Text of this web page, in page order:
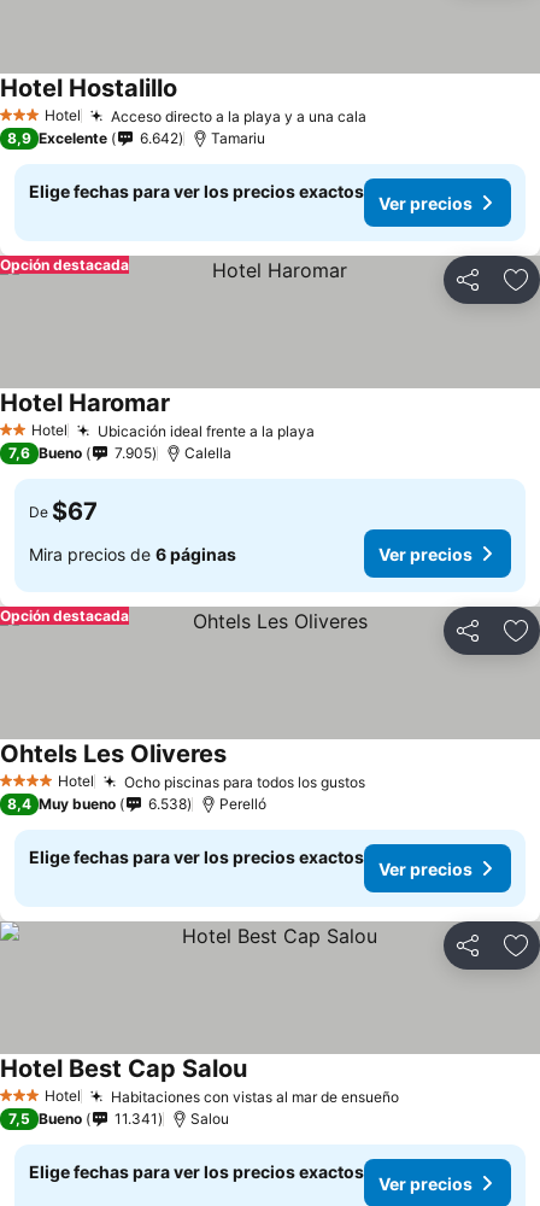
3 Estrellas
Hotel Acceso directo a la playa y a una cala
Hotel Hostalillo
8,9 Excelente 6.642 Tamariu
Elige fechas para ver los precios exactos
Ver precios
Compartir
Opción destacada
2 Estrellas
Hotel Ubicación ideal frente a la playa
Hotel Haromar
7,6 Bueno 7.905 Calella
De $67
Mira precios de 6 páginas Ver precios
Compartir
Opción destacada
4 EstrellasHotel Ocho piscinas para todos los gustos
Ohtels Les Oliveres
8,4 Muy bueno 6.538 Perelló
Elige fechas para ver los precios exactos
Ver precios
Compartir
3 Estrellas
Hotel Habitaciones con vistas al mar de ensueño
Hotel Best Cap Salou
7,5 Bueno 11.341 Salou
Elige fechas para ver los precios exactos
Ver precios